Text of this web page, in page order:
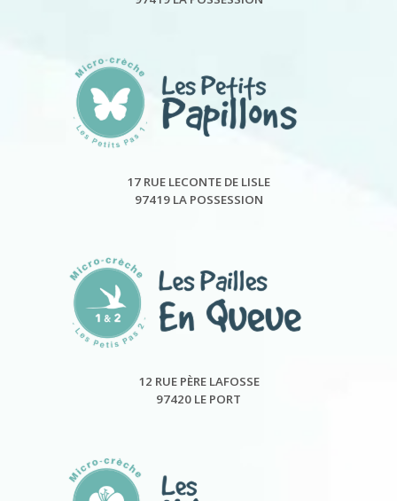
17 RUE LECONTE DE LISLE
97419 LA POSSESSION
12 RUE PÈRE LAFOSSE
97420 LE PORT